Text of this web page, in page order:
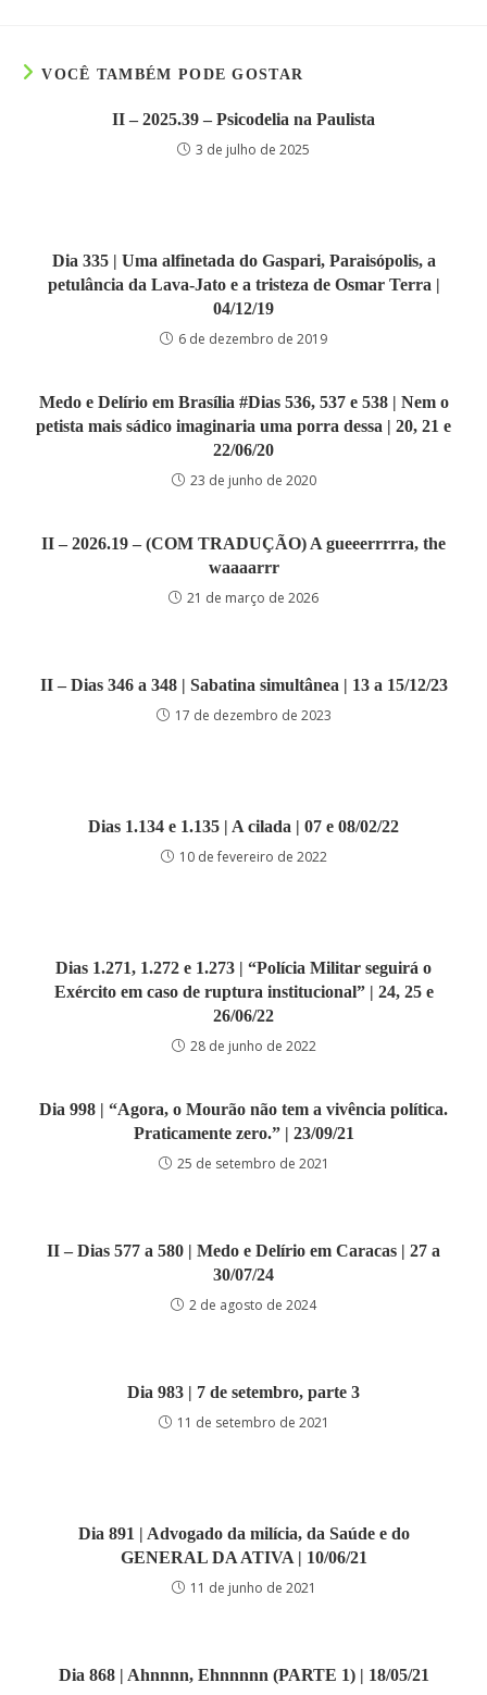
VOCÊ TAMBÉM PODE GOSTAR
II – 2025.39 – Psicodelia na Paulista
3 de julho de 2025
Dia 335 | Uma alfinetada do Gaspari, Paraisópolis, a
petulância da Lava-Jato e a tristeza de Osmar Terra |
04/12/19
6 de dezembro de 2019
Medo e Delírio em Brasília #Dias 536, 537 e 538 | Nem o
petista mais sádico imaginaria uma porra dessa | 20, 21 e
22/06/20
23 de junho de 2020
II – 2026.19 – (COM TRADUÇÃO) A gueeerrrrra, the
waaaarrr
21 de março de 2026
II – Dias 346 a 348 | Sabatina simultânea | 13 a 15/12/23
17 de dezembro de 2023
Dias 1.134 e 1.135 | A cilada | 07 e 08/02/22
10 de fevereiro de 2022
Dias 1.271, 1.272 e 1.273 | “Polícia Militar seguirá o
Exército em caso de ruptura institucional” | 24, 25 e
26/06/22
28 de junho de 2022
Dia 998 | “Agora, o Mourão não tem a vivência política.
Praticamente zero.” | 23/09/21
25 de setembro de 2021
II – Dias 577 a 580 | Medo e Delírio em Caracas | 27 a
30/07/24
2 de agosto de 2024
Dia 983 | 7 de setembro, parte 3
11 de setembro de 2021
Dia 891 | Advogado da milícia, da Saúde e do
GENERAL DA ATIVA | 10/06/21
11 de junho de 2021
Dia 868 | Ahnnnn, Ehnnnnn (PARTE 1) | 18/05/21